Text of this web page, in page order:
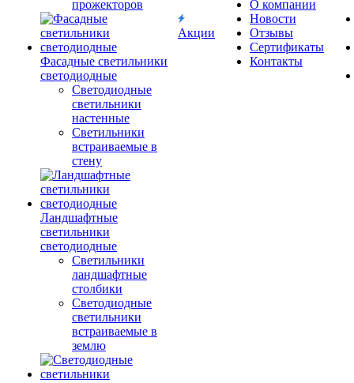
прожекторов
Фасадные светильники
светодиодные
Светодиодные
светильники
настенные
Светильники
встраиваемые в
стену
Ландшафтные
светильники
светодиодные
Светильники
ландшафтные
столбики
Светодиодные
светильники
встраиваемые в
землю
Акции
О компании
Новости
Отзывы
Сертификаты
Контакты